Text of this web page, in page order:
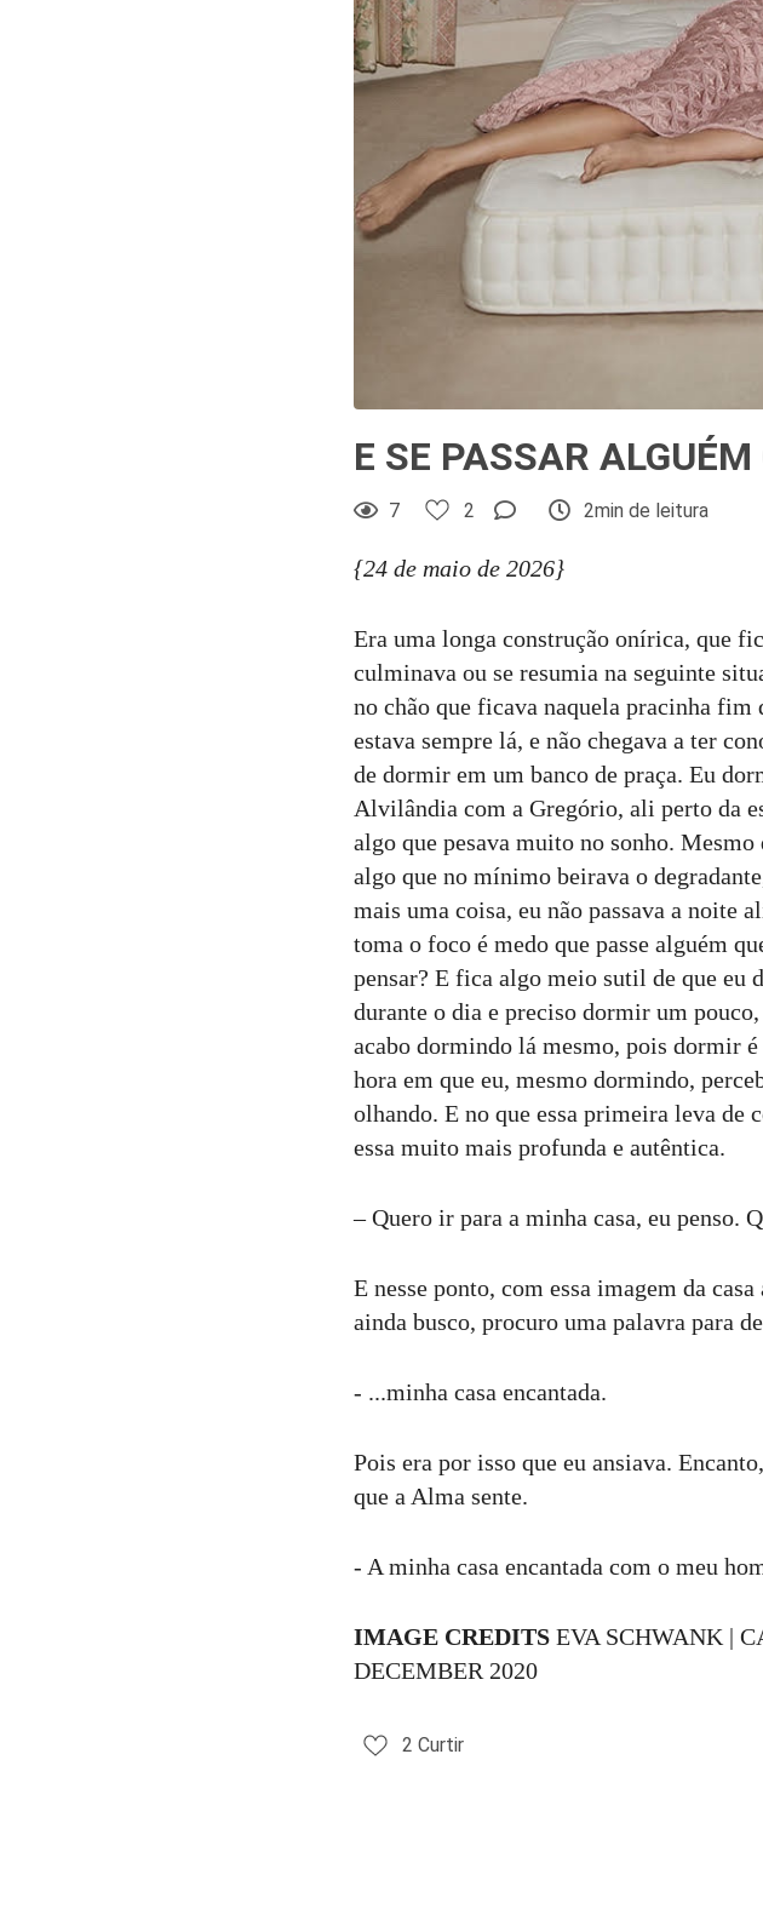
E SE PASSAR
7 2 2min de leitura
{24 de maio de 2026}
Era uma longa construção onírica, que
culminava ou se resumia na seguinte
no chão que ficava naquela pracinha
estava sempre lá, e não chegava a ter
de dormir em um banco de praça. Eu
Alvilândia com a Gregório, ali perto da
algo que pesava muito no sonho.
algo que no mínimo beirava o
mais uma coisa, eu não passava a noite
toma o foco é medo que passe alguém
pensar? E fica algo meio sutil de que eu
durante o dia e preciso dormir um
acabo dormindo lá mesmo, pois dormir
hora em que eu, mesmo dormindo,
olhando. E no que essa primeira leva de
essa muito mais profunda e autêntica.
– Quero ir para a minha casa, eu penso.
E nesse ponto, com essa imagem da
ainda busco, procuro uma palavra para
- ...minha casa encantada.
Pois era por isso que eu ansiava.
que a Alma sente.
- A minha casa encantada com o meu
IMAGE CREDITS EVA SCHWANK |
DECEMBER 2020
2 Curtir